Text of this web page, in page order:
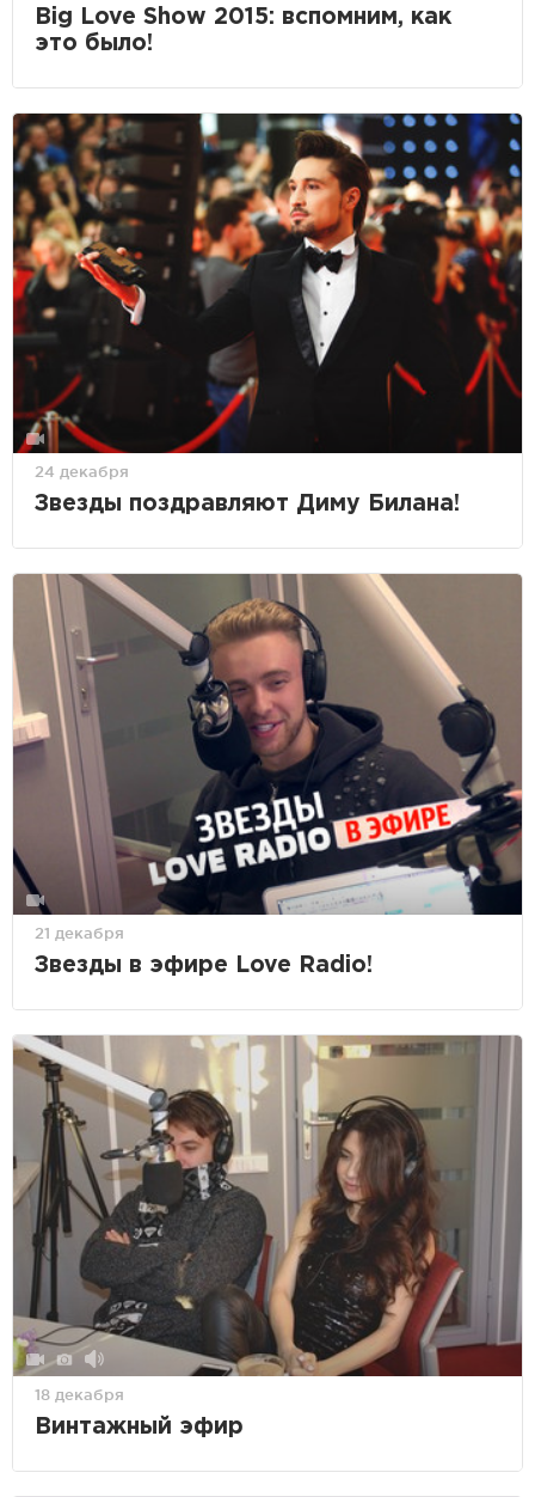
Big Love Show 2015: вспомним, как
это было!
24 декабря
Звезды поздравляют Диму Билана!
21 декабря
Звезды в эфире Love Radio!
18 декабря
Винтажный эфир